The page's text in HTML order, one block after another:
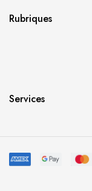
Rubriques
Services